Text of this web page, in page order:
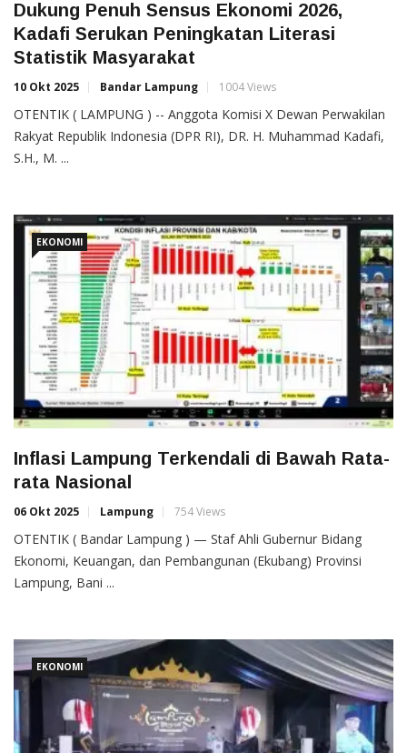
Dukung Penuh Sensus Ekonomi 2026,
Kadafi Serukan Peningkatan Literasi
Statistik Masyarakat
10 Okt 2025 Bandar Lampung 1004 Views
OTENTIK ( LAMPUNG ) -- Anggota Komisi X Dewan Perwakilan
Rakyat Republik Indonesia (DPR RI), DR. H. Muhammad Kadafi,
S.H., M. ...
EKONOMI
Inflasi Lampung Terkendali di Bawah Rata-
rata Nasional
06 Okt 2025 Lampung 754 Views
OTENTIK ( Bandar Lampung ) — Staf Ahli Gubernur Bidang
Ekonomi, Keuangan, dan Pembangunan (Ekubang) Provinsi
Lampung, Bani ...
EKONOMI